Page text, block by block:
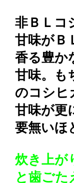
非ＢＬコ
甘味がＢ
香る豊か
甘味。も
のコシヒ
甘味が更
要無いほ
炊き上が
と歯ごた